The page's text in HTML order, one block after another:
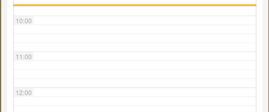
10:00
11:00
12:00